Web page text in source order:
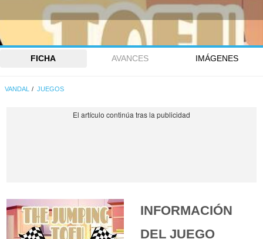
FICHA AVANCES IMÁGENES
VANDAL JUEGOS
INFORMACIÓN
DEL JUEGO